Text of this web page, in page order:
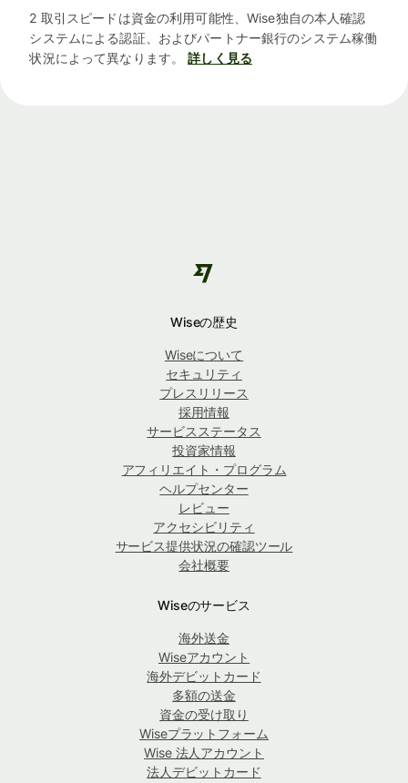
2 取引スピードは資金の利用可能性、Wise独自の本人確認
システムによる認証、およびパートナー銀行のシステム稼働
状況によって異なります。
詳しく見る
Wiseの歴史
Wiseについて
セキュリティ
プレスリリース
採用情報
サービスステータス
投資家情報
アフィリエイト・プログラム
ヘルプセンター
レビュー
アクセシビリティ
サービス提供状況の確認ツール
会社概要
Wiseのサービス
海外送金
Wiseアカウント
海外デビットカード
多額の送金
資金の受け取り
Wiseプラットフォーム
Wise 法人アカウント
法人デビットカード